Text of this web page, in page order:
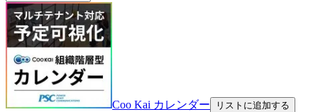
Coo Kai カレンダー リストに追加する